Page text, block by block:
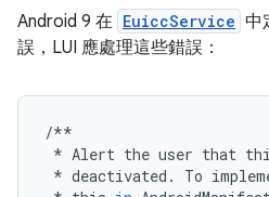
Android 9 在 EuiccService 中
誤，LUI 應處理這些錯誤：
/**
* Alert the user that
* deactivated . To